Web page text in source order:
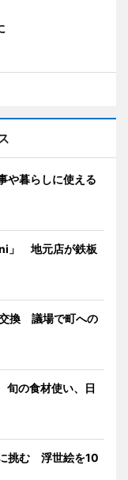
や暮らしに使える
」 地元店が鉄板
交換 議場で町への
の食材使い、日
挑む 浮世絵を10